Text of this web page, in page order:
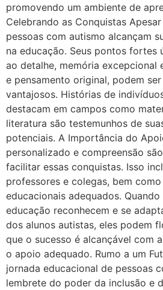
promovendo um ambiente de
Celebrando as Conquistas
pessoas com autismo alcançam
na educação. Seus pontos fortes
ao detalhe, memória excepcional
e pensamento original, podem
vantajosos. Histórias de
destacam em campos como
literatura são testemunhos de
potenciais. A Importância do
personalizado e compreensão
facilitar essas conquistas. Isso
professores e colegas, bem
educacionais adequados.
educação reconhecem e se
dos alunos autistas, eles podem
que o sucesso é alcançável com
o apoio adequado. Rumo a um
jornada educacional de pessoas
lembrete do poder da inclusão e